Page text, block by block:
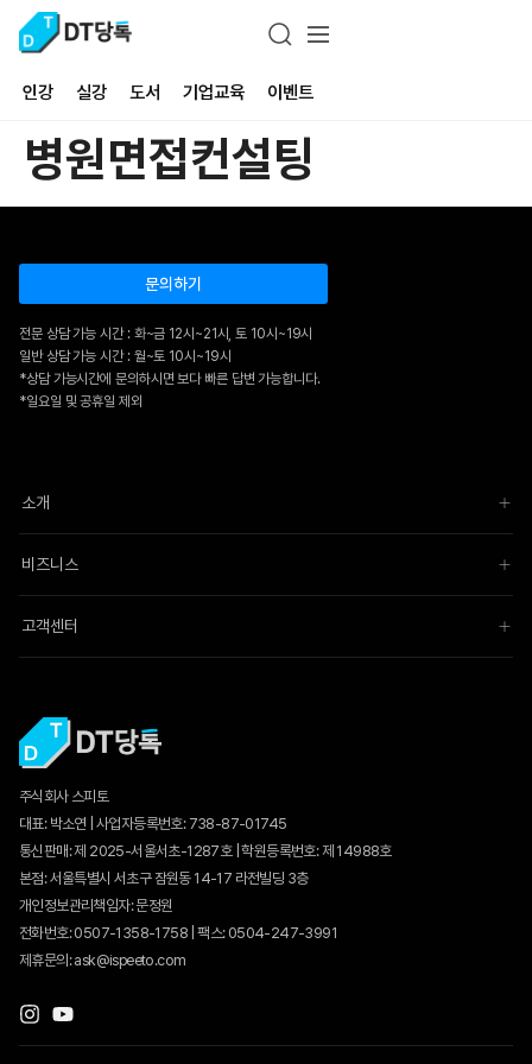
인강 실강 도서 기업교육 이벤트
병원면접컨설팅
문의하기
전문 상담 가능 시간 : 화~금 12시~21시, 토 10시~19시
일반 상담 가능 시간 : 월~토 10시~19시
*상담 가능시간에 문의하시면 보다 빠른 답변 가능합니다.
*일요일 및 공휴일 제외
소개
비즈니스
고객센터
주식회사 스피토
대표: 박소연 | 사업자등록번호: 738-87-01745
통신판매:제 2025-서울서초-1287호| 학원등록번호: 제 14988호
본점: 서울특별시 서초구 잠원동 14-17 라전빌딩 3층
개인정보관리책임자: 문정원
전화번호: 0507-1358-1758 | 팩스: 0504-247-3991
제휴문의: ask@ispeeto.com